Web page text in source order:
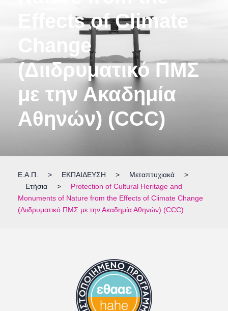
Effects of Climate
Change
(Διιδρυματικό ΠΜΣ
με την Ακαδημία
Αθηνών) (CCC)
Ε.Α.Π. > ΕΚΠΑΙΔΕΥΣΗ > Μεταπτυχιακά
>
Ετήσια
>
Protection of Cultural Heritage and
Monuments of Nature from the Effects of Climate Change
(Διιδρυματικό ΠΜΣ με την Ακαδημία Αθηνών) (CCC)